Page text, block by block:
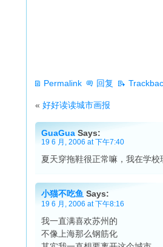
Permalink 回复
« 好好读读城市画报
GuaGua Says:
19 6 月, 2006 at 下午7:40
夏天穿拖鞋很正常嘛，我在学
小猫不吃鱼 Says:
19 6 月, 2006 at 下午8:16
我一直满喜欢苏州的
不像上海那么钢筋化